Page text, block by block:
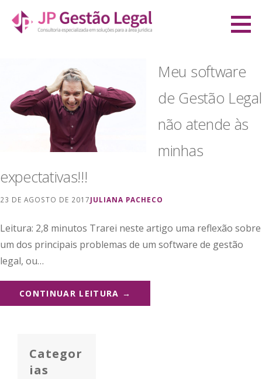
direto
Meu software
de Gestão Legal
não atende às
minhas
expectativas!!!
23 DE AGOSTO DE 2017JULIANA PACHECO
Leitura: 2,8 minutos Trarei neste artigo uma reflexão sobre
um dos principais problemas de um software de gestão
legal, ou…
CONTINUAR LEITURA →
Categor
ias